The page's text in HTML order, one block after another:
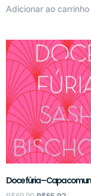
Adicionar ao carrinho
Doce fúria – Capa